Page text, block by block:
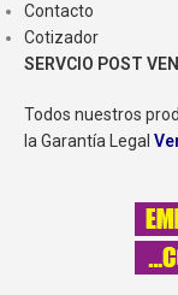
Contacto
Cotizador
SERVCIO POST
Todos nuestros
la Garantía Legal